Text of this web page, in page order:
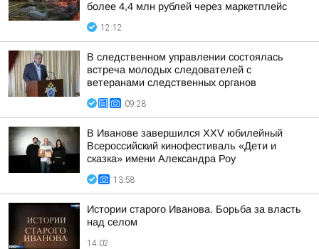
более 4,4 млн рублей через маркетплейс
12:12
В следственном управлении состоялась
встреча молодых следователей с
ветеранами следственных органов
09:28
В Иванове завершился XXV юбилейный
Всероссийский кинофестиваль «Дети и
сказка» имени Александра Роу
13:58
Истории старого Иванова. Борьба за власть
над селом
14:02